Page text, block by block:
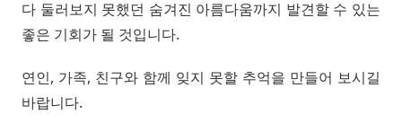
다 둘러보지 못했던 숨겨진 아름다움까지 발견할 수 있는
좋은 기회가 될 것입니다.
연인, 가족, 친구와 함께 잊지 못할 추억을 만들어 보시길
바랍니다.